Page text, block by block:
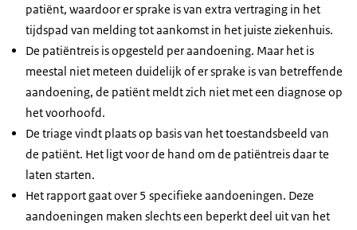
patiënt, waardoor er sprake is van extra vertraging in het
tijdspad van melding tot aankomst in het juiste ziekenhuis.
De patiëntreis is opgesteld per aandoening. Maar het is
meestal niet meteen duidelijk of er sprake is van betreffende
aandoening, de patiënt meldt zich niet met een diagnose op
het voorhoofd.
De triage vindt plaats op basis van het toestandsbeeld van
de patiënt. Het ligt voor de hand om de patiëntreis daar te
laten starten.
Het rapport gaat over 5 specifieke aandoeningen. Deze
aandoeningen maken slechts een beperkt deel uit van het